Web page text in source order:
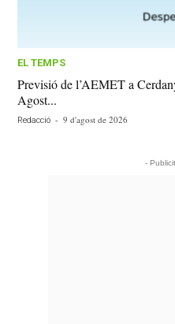
EL TEMPS
Previsió de l’AEMET a
Agost...
Redacció - 9 d'agost de 2026
-